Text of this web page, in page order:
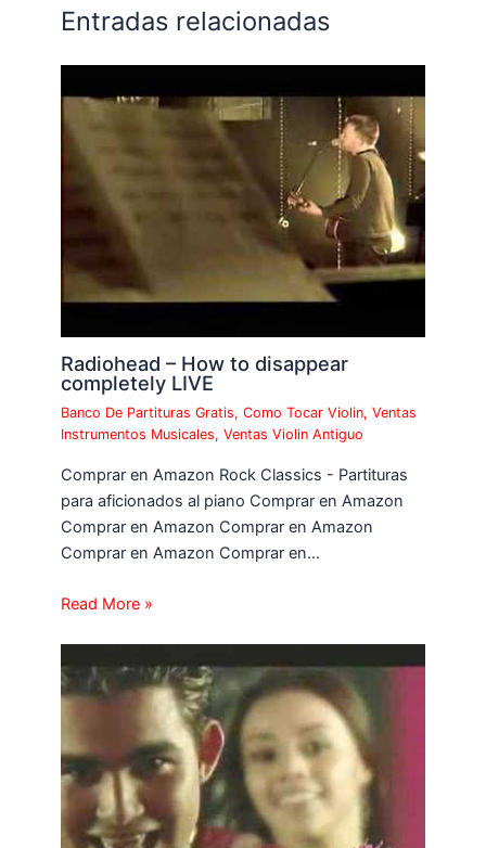
Entradas relacionadas
Radiohead – How to disappear
completely LIVE
Banco De Partituras Gratis,Como Tocar Violin,Ventas
Instrumentos Musicales,Ventas Violin Antiguo
Comprar en Amazon Rock Classics - Partituras
para aficionados al piano Comprar en Amazon
Comprar en Amazon Comprar en Amazon
Comprar en Amazon Comprar en…
Read More »